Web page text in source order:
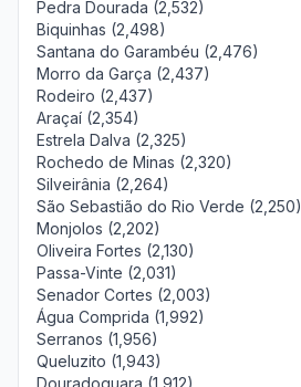
Pedra Dourada (2,532)
Biquinhas (2,498)
Santana do Garambéu (2,476)
Morro da Garça (2,437)
Rodeiro (2,437)
Araçaí (2,354)
Estrela Dalva (2,325)
Rochedo de Minas (2,320)
Silveirânia (2,264)
São Sebastião do Rio Verde (2,250)
Monjolos (2,202)
Oliveira Fortes (2,130)
Passa-Vinte (2,031)
Senador Cortes (2,003)
Água Comprida (1,992)
Serranos (1,956)
Queluzito (1,943)
Douradoquara (1,912)